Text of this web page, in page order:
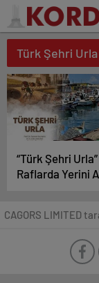
Türk Şehri
“Türk Şehri Urla”
Raflarda Yerini
CAGORS LIMITED